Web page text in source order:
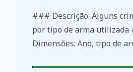
### Descrição: Alguns
por tipo de arma
Dimensões: Ano, tipo de